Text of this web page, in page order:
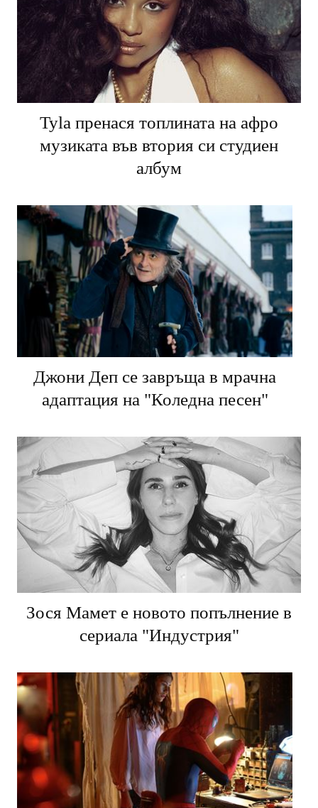
Tyla пренася топлината на афро
музиката във втория си студиен
албум
Джони Деп се завръща в мрачна
адаптация на "Коледна песен"
Зося Мамет е новото попълнение в
сериала "Индустрия"